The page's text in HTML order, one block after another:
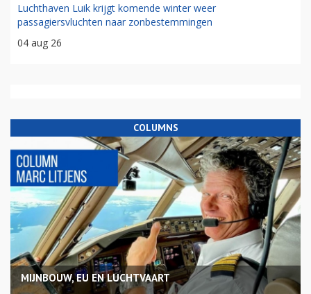
Luchthaven Luik krijgt komende winter weer
passagiersvluchten naar zonbestemmingen
04 aug 26
COLUMNS
MIJNBOUW, EU EN LUCHTVAART